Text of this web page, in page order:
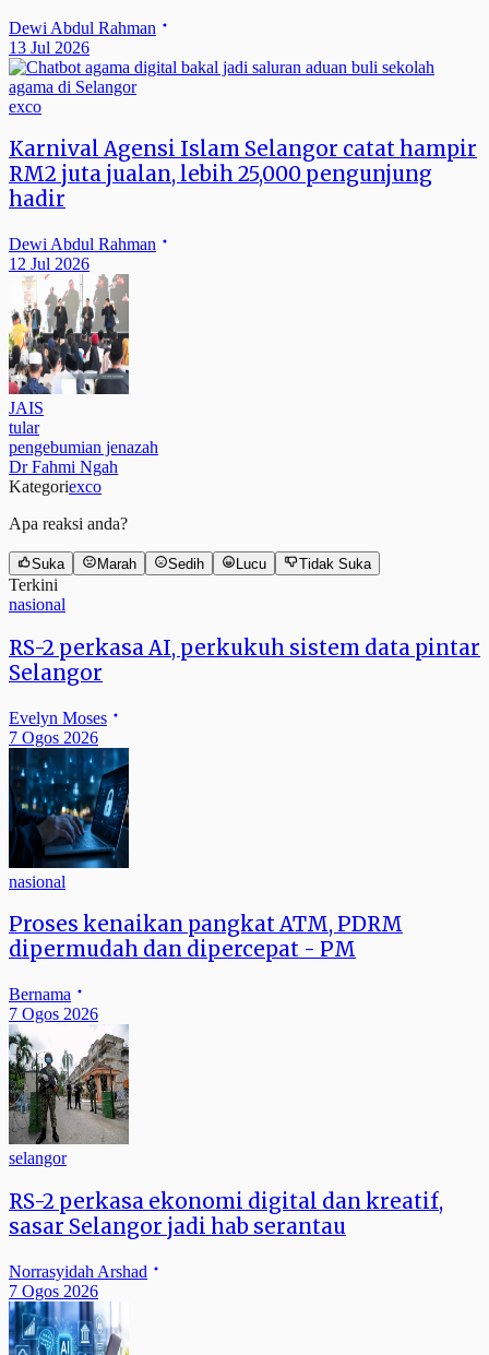
Dewi Abdul Rahman
13 Jul 2026
exco
Karnival Agensi Islam Selangor catat hampir
RM2 juta jualan, lebih 25,000 pengunjung
hadir
Dewi Abdul Rahman
12 Jul 2026
JAIS
tular
pengebumian jenazah
Dr Fahmi Ngah
Kategoriexco
Apa reaksi anda?
Suka Marah Sedih Lucu Tidak Suka
Terkini
nasional
RS-2 perkasa AI, perkukuh sistem data pintar
Selangor
Evelyn Moses
7 Ogos 2026
nasional
Proses kenaikan pangkat ATM, PDRM
dipermudah dan dipercepat - PM
Bernama
7 Ogos 2026
selangor
RS-2 perkasa ekonomi digital dan kreatif,
sasar Selangor jadi hab serantau
Norrasyidah Arshad
7 Ogos 2026